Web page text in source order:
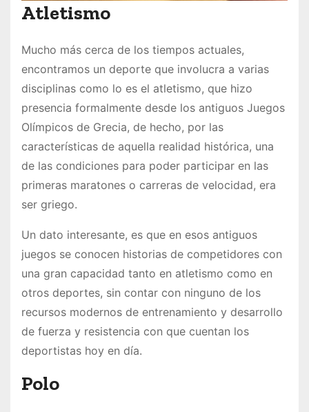
Atletismo
Mucho más cerca de los tiempos actuales,
encontramos un deporte que involucra a varias
disciplinas como lo es el atletismo, que hizo
presencia formalmente desde los antiguos Juegos
Olímpicos de Grecia, de hecho, por las
características de aquella realidad histórica, una
de las condiciones para poder participar en las
primeras maratones o carreras de velocidad, era
ser griego.
Un dato interesante, es que en esos antiguos
juegos se conocen historias de competidores con
una gran capacidad tanto en atletismo como en
otros deportes, sin contar con ninguno de los
recursos modernos de entrenamiento y desarrollo
de fuerza y resistencia con que cuentan los
deportistas hoy en día.
Polo